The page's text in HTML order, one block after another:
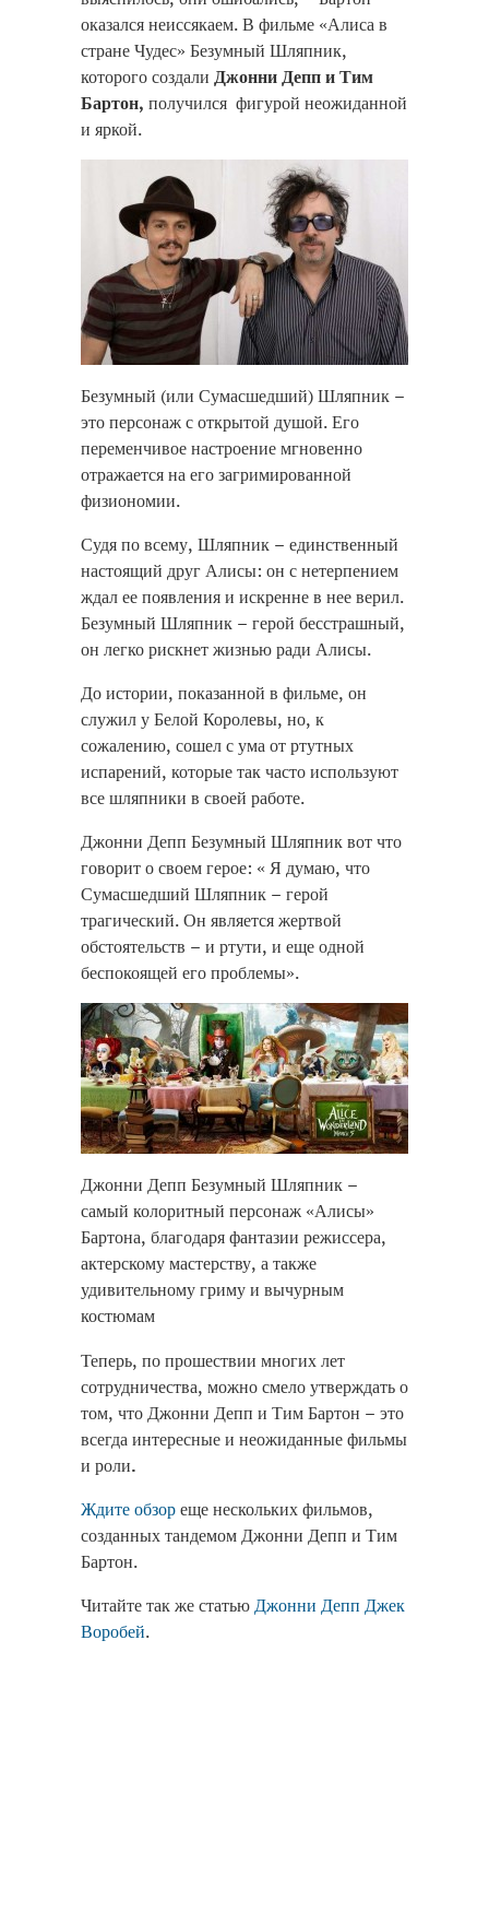
оказался неиссякаем. В фильме «Алиса в
стране Чудес» Безумный Шляпник,
которого создали Джонни Депп и Тим
Бартон, получился фигурой неожиданной
и яркой.
Безумный (или Сумасшедший) Шляпник –
это персонаж с открытой душой. Его
переменчивое настроение мгновенно
отражается на его загримированной
физиономии.
Судя по всему, Шляпник – единственный
настоящий друг Алисы: он с нетерпением
ждал ее появления и искренне в нее верил.
Безумный Шляпник – герой бесстрашный,
он легко рискнет жизнью ради Алисы.
До истории, показанной в фильме, он
служил у Белой Королевы, но, к
сожалению, сошел с ума от ртутных
испарений, которые так часто используют
все шляпники в своей работе.
Джонни Депп Безумный Шляпник вот что
говорит о своем герое: « Я думаю, что
Сумасшедший Шляпник – герой
трагический. Он является жертвой
обстоятельств – и ртути, и еще одной
беспокоящей его проблемы».
Джонни Депп Безумный Шляпник –
самый колоритный персонаж «Алисы»
Бартона, благодаря фантазии режиссера,
актерскому мастерству, а также
удивительному гриму и вычурным
костюмам
replique montre
replique iwc
orologi replica
Теперь, по прошествии многих лет
сотрудничества, можно смело утверждать о
том, что Джонни Депп и Тим Бартон – это
всегда интересные и неожиданные фильмы
и роли.
Ждите обзореще нескольких фильмов,
созданных тандемом Джонни Депп и Тим
Бартон.
Читайте так же статьюДжонни Депп Джек
Воробей.